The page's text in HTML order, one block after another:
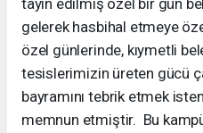
tayin edilmiş özel bir gün
gelerek hasbihal etmeye
özel günlerinde, kıymetli
tesislerimizin üreten gücü
bayramını tebrik etmek
memnun etmiştir. Bu